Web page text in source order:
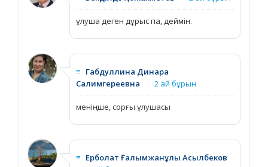
ұлуша деген дұрыс па, деймін.
≡ Габдуллина Динара
Салимгереевна
2 ай бұрын
меніңше, сорғы ұлушасы
≡ Ерболат Ғалымжанұлы Асылбеков